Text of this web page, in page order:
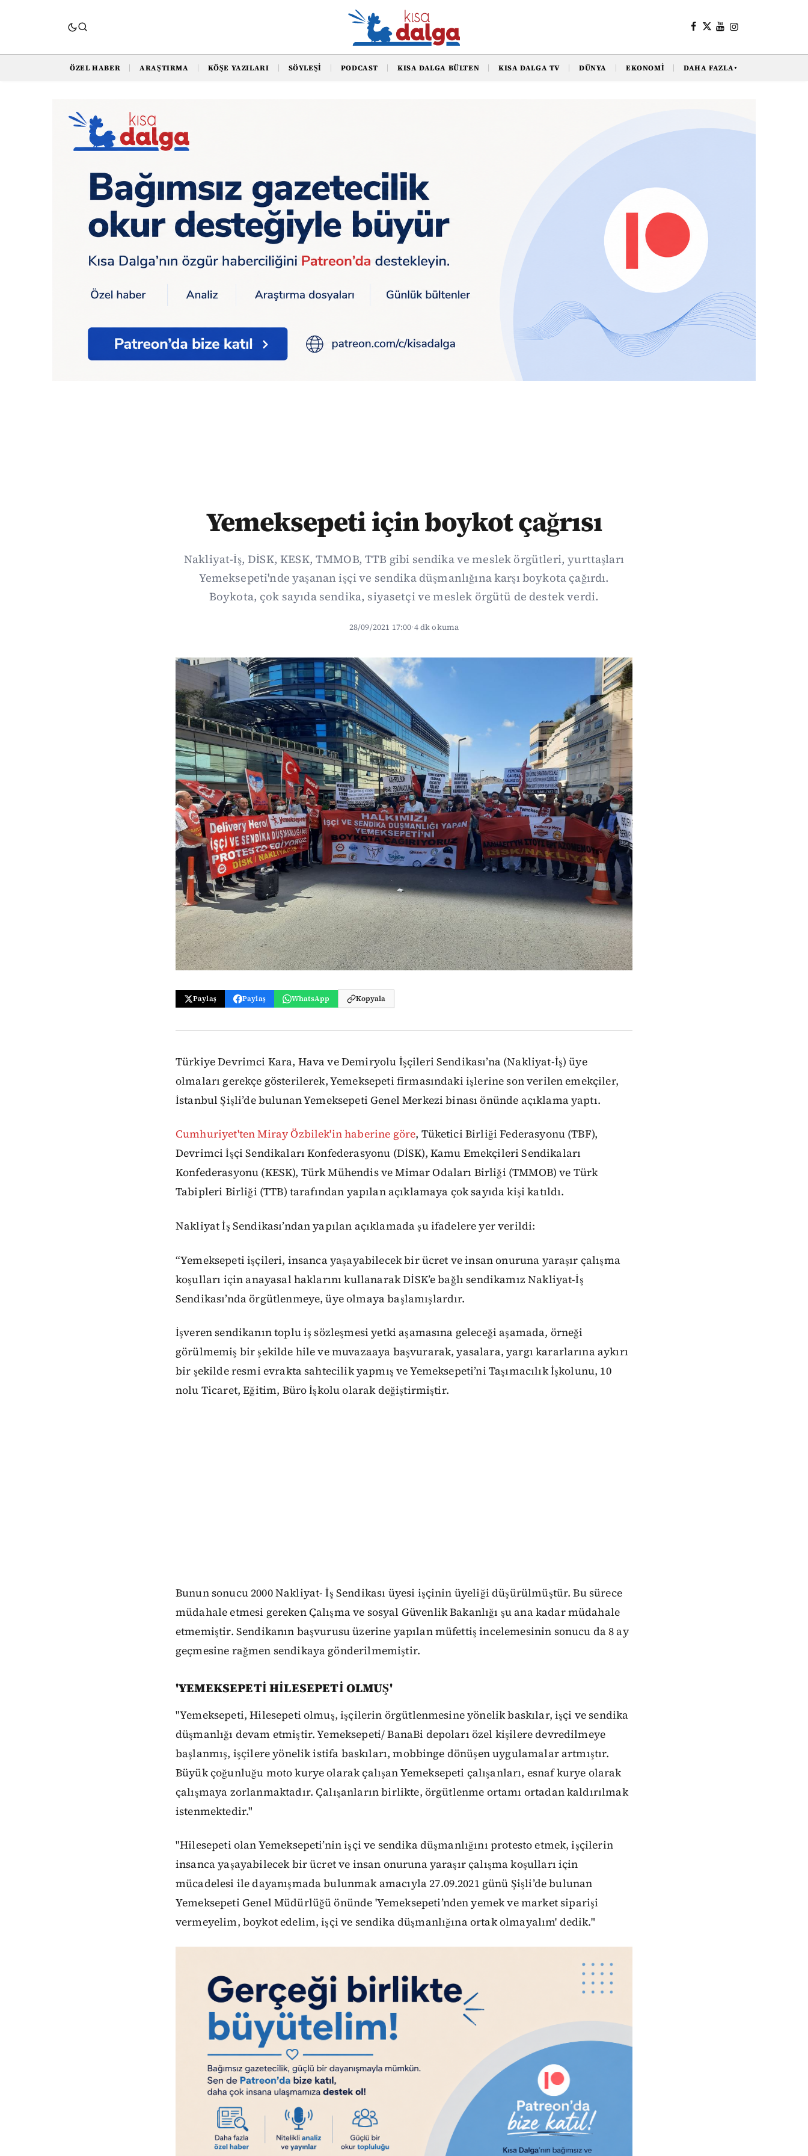
ÖZEL HABER ARAŞTIRMA KÖŞE YAZILARI SÖYLEŞI PODCAST KISA DALGA BÜLTEN KISA DALGA TV DÜNYA EKONOMI DAHA FAZLA▼
Yemeksepeti için boykot çağrısı
Nakliyat-İş, DİSK, KESK, TMMOB, TTB gibi sendika ve meslek örgütleri, yurttaşları
Yemeksepeti'nde yaşanan işçi ve sendika düşmanlığına karşı boykota çağırdı.
Boykota, çok sayıda sendika, siyasetçi ve meslek örgütü de destek verdi.
28/09/2021 17:00·4 dk okuma
Paylaş Paylaş WhatsApp Kopyala
Türkiye Devrimci Kara, Hava ve Demiryolu İşçileri Sendikası’na (Nakliyat-İş) üye
olmaları gerekçe gösterilerek, Yemeksepeti firmasındaki işlerine son verilen emekçiler,
İstanbul Şişli’de bulunan Yemeksepeti Genel Merkezi binası önünde açıklama yaptı.
Cumhuriyet'ten Miray Özbilek'in haberine göre, Tüketici Birliği Federasyonu (TBF),
Devrimci İşçi Sendikaları Konfederasyonu (DİSK), Kamu Emekçileri Sendikaları
Konfederasyonu (KESK), Türk Mühendis ve Mimar Odaları Birliği (TMMOB) ve Türk
Tabipleri Birliği (TTB) tarafından yapılan açıklamaya çok sayıda kişi katıldı.
Nakliyat İş Sendikası’ndan yapılan açıklamada şu ifadelere yer verildi:
“Yemeksepeti işçileri, insanca yaşayabilecek bir ücret ve insan onuruna yaraşır çalışma
koşulları için anayasal haklarını kullanarak DİSK’e bağlı sendikamız Nakliyat-İş
Sendikası’nda örgütlenmeye, üye olmaya başlamışlardır.
İşveren sendikanın toplu iş sözleşmesi yetki aşamasına geleceği aşamada, örneği
görülmemiş bir şekilde hile ve muvazaaya başvurarak, yasalara, yargı kararlarına aykırı
bir şekilde resmi evrakta sahtecilik yapmış ve Yemeksepeti’ni Taşımacılık İşkolunu, 10
nolu Ticaret, Eğitim, Büro İşkolu olarak değiştirmiştir.
Bunun sonucu 2000 Nakliyat- İş Sendikası üyesi işçinin üyeliği düşürülmüştür. Bu sürece
müdahale etmesi gereken Çalışma ve sosyal Güvenlik Bakanlığı şu ana kadar müdahale
etmemiştir. Sendikanın başvurusu üzerine yapılan müfettiş incelemesinin sonucu da 8 ay
geçmesine rağmen sendikaya gönderilmemiştir.
'YEMEKSEPETİ HİLESEPETİ OLMUŞ'
"Yemeksepeti, Hilesepeti olmuş, işçilerin örgütlenmesine yönelik baskılar, işçi ve sendika
düşmanlığı devam etmiştir. Yemeksepeti/ BanaBi depoları özel kişilere devredilmeye
başlanmış, işçilere yönelik istifa baskıları, mobbinge dönüşen uygulamalar artmıştır.
Büyük çoğunluğu moto kurye olarak çalışan Yemeksepeti çalışanları, esnaf kurye olarak
çalışmaya zorlanmaktadır. Çalışanların birlikte, örgütlenme ortamı ortadan kaldırılmak
istenmektedir."
"Hilesepeti olan Yemeksepeti’nin işçi ve sendika düşmanlığını protesto etmek, işçilerin
insanca yaşayabilecek bir ücret ve insan onuruna yaraşır çalışma koşulları için
mücadelesi ile dayanışmada bulunmak amacıyla 27.09.2021 günü Şişli’de bulunan
Yemeksepeti Genel Müdürlüğü önünde 'Yemeksepeti’nden yemek ve market siparişi
vermeyelim, boykot edelim, işçi ve sendika düşmanlığına ortak olmayalım' dedik."